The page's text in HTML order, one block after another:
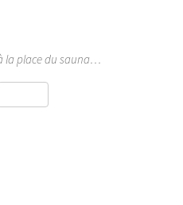
la place du sauna…